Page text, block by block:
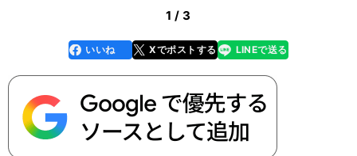
1 / 3
faceboo
k
いいね Xでポストする
line LINEで送る